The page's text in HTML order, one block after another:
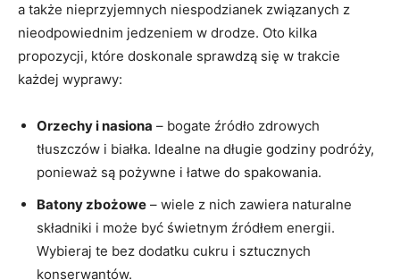
a także nieprzyjemnych niespodzianek związanych z
nieodpowiednim jedzeniem‌ w drodze. Oto kilka
propozycji, które doskonale sprawdzą się w trakcie
każdej wyprawy:
Orzechy i nasiona – bogate źródło zdrowych
tłuszczów i białka.⁤ Idealne na długie godziny podróży,‍
ponieważ są pożywne i łatwe do spakowania.
Batony zbożowe – wiele z‌ nich zawiera⁢ naturalne
⁤składniki i może być świetnym źródłem energii.
Wybieraj te bez‍ dodatku cukru ⁢i sztucznych
konserwantów.